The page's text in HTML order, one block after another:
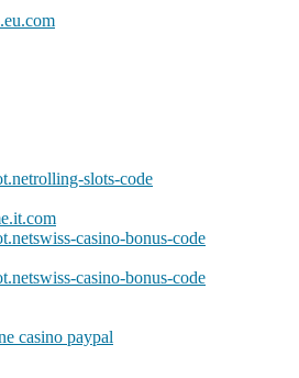
slots-code
casino-bonus-code
casino-bonus-code
casino paypal